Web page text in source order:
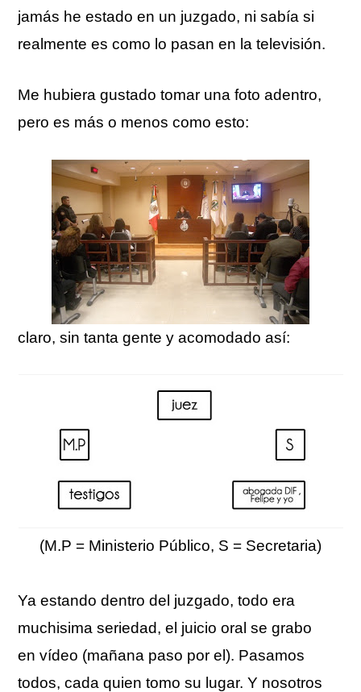
jamás he estado en un juzgado, ni sabía si
realmente es como lo pasan en la televisión.
Me hubiera gustado tomar una foto adentro,
pero es más o menos como esto:
claro, sin tanta gente y acomodado así:
(M.P = Ministerio Público, S = Secretaria)
Ya estando dentro del juzgado, todo era
muchisima seriedad, el juicio oral se grabo
en vídeo (mañana paso por el). Pasamos
todos, cada quien tomo su lugar. Y nosotros